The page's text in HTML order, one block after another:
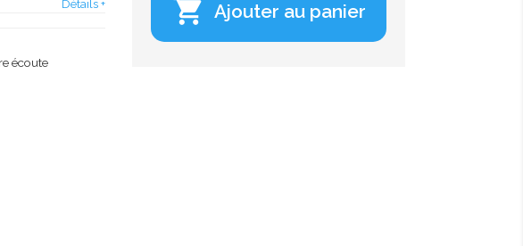
Détails +
écoute
 Ajouter au panier